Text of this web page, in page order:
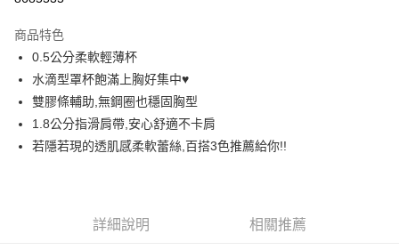
街口支付
悠遊付
AFTEE先享後付
相關說明
２．便利：只要手機號碼，簡訊認證，即可結帳。
商品特色
0.5公分柔軟輕薄杯
水滴型罩杯飽滿上胸好集中♥️
雙膠條輔助,無鋼圈也穩固胸型
1.8公分指滑肩帶,安心舒適不卡肩
若隱若現的透肌感柔軟蕾絲,百搭3色推薦給你!!
詳細說明 相關推薦